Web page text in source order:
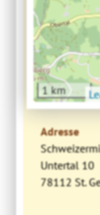
1 km
Adresse
Untertal 10
78112 St.